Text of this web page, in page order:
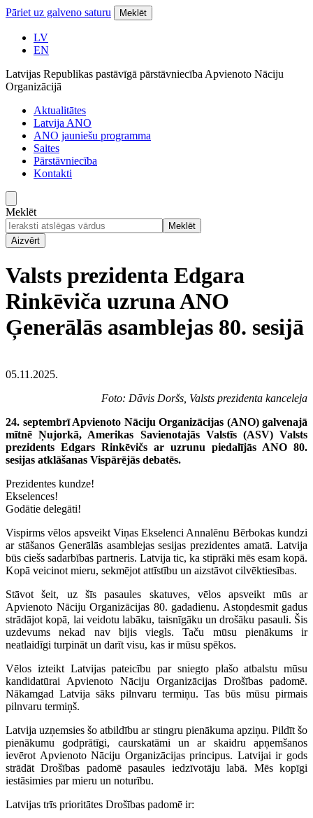
Pāriet uz galveno saturu Meklēt
LV
EN
Latvijas Republikas pastāvīgā pārstāvniecība Apvienoto Nāciju
Organizācijā
Aktualitātes
Latvija ANO
ANO jauniešu programma
Saites
Pārstāvniecība
Kontakti
Meklēt
Meklēt
Aizvērt
Valsts prezidenta Edgara
Rinkēviča uzruna ANO
Ģenerālās asamblejas 80. sesijā
05.11.2025.
Foto: Dāvis Doršs, Valsts prezidenta kanceleja
24. septembrī Apvienoto Nāciju Organizācijas (ANO) galvenajā
mītnē Ņujorkā, Amerikas Savienotajās Valstīs (ASV) Valsts
prezidents Edgars Rinkēvičs ar uzrunu piedalījās ANO 80.
sesijas atklāšanas Vispārējās debatēs.
Prezidentes kundze!
Ekselences!
Godātie delegāti!
Vispirms vēlos apsveikt Viņas Ekselenci Annalēnu Bērbokas kundzi
ar stāšanos Ģenerālās asamblejas sesijas prezidentes amatā. Latvija
būs ciešs sadarbības partneris. Latvija tic, ka stiprāki mēs esam kopā.
Kopā veicinot mieru, sekmējot attīstību un aizstāvot cilvēktiesības.
Stāvot šeit, uz šīs pasaules skatuves, vēlos apsveikt mūs ar
Apvienoto Nāciju Organizācijas 80. gadadienu. Astoņdesmit gadus
strādājot kopā, lai veidotu labāku, taisnīgāku un drošāku pasauli. Šis
uzdevums nekad nav bijis viegls. Taču mūsu pienākums ir
neatlaidīgi turpināt un darīt visu, kas ir mūsu spēkos.
Vēlos izteikt Latvijas pateicību par sniegto plašo atbalstu mūsu
kandidatūrai Apvienoto Nāciju Organizācijas Drošības padomē.
Nākamgad Latvija sāks pilnvaru termiņu. Tas būs mūsu pirmais
pilnvaru termiņš.
Latvija uzņemsies šo atbildību ar stingru pienākuma apziņu. Pildīt šo
pienākumu godprātīgi, caurskatāmi un ar skaidru apņemšanos
ievērot Apvienoto Nāciju Organizācijas principus. Latvijai ir gods
strādāt Drošības padomē pasaules iedzīvotāju labā. Mēs kopīgi
iestāsimies par mieru un noturību.
Latvijas trīs prioritātes Drošības padomē ir: